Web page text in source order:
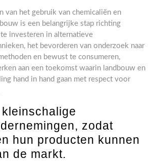
van het gebruik van chemicaliën en
is een belangrijke stap richting
investeren in alternatieve
het bevorderen van onderzoek naar
en bewust te consumeren,
aan een toekomst waarin landbouw en
hand in hand gaan met respect voor
zodat
hun producten kunnen
de markt.